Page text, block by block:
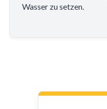
Wasser zu setzen.